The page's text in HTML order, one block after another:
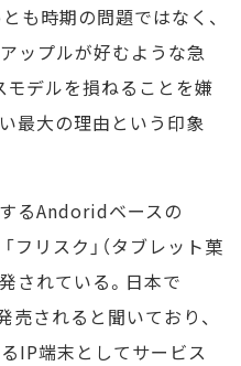
も時期の問題ではなく、
ップルが好むような急
デルを損ねることを嫌
最大の理由という印象
るAndoridベースの
フリスク」（タブレット菓
されている。日本で
されると聞いており、
IP端末としてサービス